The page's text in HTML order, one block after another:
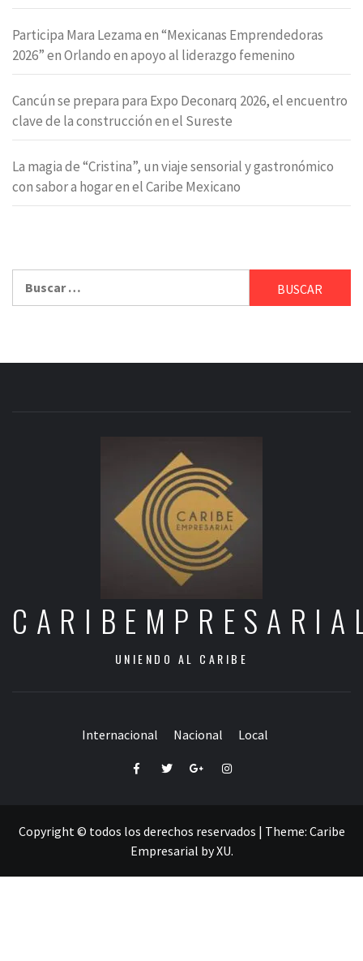
Participa Mara Lezama en “Mexicanas Emprendedoras
2026” en Orlando en apoyo al liderazgo femenino
Cancún se prepara para Expo Deconarq 2026, el encuentro
clave de la construcción en el Sureste
La magia de “Cristina”, un viaje sensorial y gastronómico
con sabor a hogar en el Caribe Mexicano
UNIENDO AL CARIBE
Internacional Nacional Local
FacebookTwitterGoogle+Instagram
Copyright © todos los derechos reservados | Theme: Caribe
Empresarial byXU.